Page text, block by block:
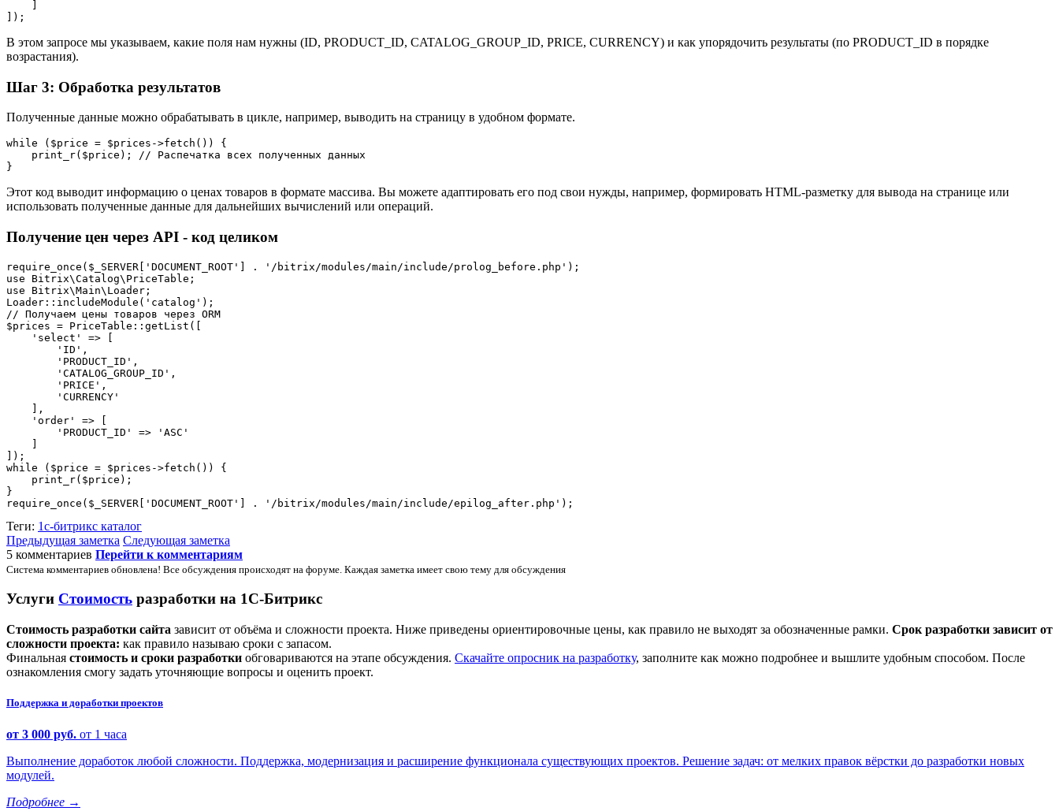
]);
В этом запросе мы указываем, какие поля нам нужны (ID, PRODUCT_ID, CATALOG_GROUP_ID, PRICE, CURRENCY) и как упорядочить результаты (по PRODUCT_ID в порядке
возрастания).
Шаг 3: Обработка результатов
Полученные данные можно обрабатывать в цикле, например, выводить на страницу в удобном формате.
while ($price = $prices->fetch()) {
    print_r($price); // Распечатка всех полученных данных
Этот код выводит информацию о ценах товаров в формате массива. Вы можете адаптировать его под свои нужды, например, формировать HTML-разметку для вывода на странице или
использовать полученные данные для дальнейших вычислений или операций.
Получение цен через API - код целиком
require_once($_SERVER['DOCUMENT_ROOT'] . '/bitrix/modules/main/include/prolog_before.php');
use Bitrix\Catalog\PriceTable;
use Bitrix\Main\Loader;
Loader::includeModule('catalog');
// Получаем цены товаров через ORM
$prices = PriceTable::getList([
    'select' => [
        'ID',
        'PRODUCT_ID',
        'CATALOG_GROUP_ID',
        'PRICE',
        'CURRENCY'
    ],
    'order' => [
        'PRODUCT_ID' => 'ASC'
    ]
]);
while ($price = $prices->fetch()) {
    print_r($price);
}
require_once($_SERVER['DOCUMENT_ROOT'] . '/bitrix/modules/main/include/epilog_after.php');
Теги: 1с-битрикс каталог
Предыдущая заметка Следующая заметка
5 комментариев Перейти к комментариям
Система комментариев обновлена! Все обсуждения происходят на форуме. Каждая заметка имеет свою тему для обсуждения
Услуги Стоимость разработки на 1С-Битрикс
Стоимость разработки сайта зависит от объёма и сложности проекта. Ниже приведены ориентировочные цены, как правило не выходят за обозначенные рамки. Срок разработки зависит от
сложности проекта: как правило называю сроки с запасом.
Финальная стоимость и сроки разработки обговариваются на этапе обсуждения. Скачайте опросник на разработку, заполните как можно подробнее и вышлите удобным способом. После
ознакомления смогу задать уточняющие вопросы и оценить проект.
Поддержка и доработки проектов
от 3 000 руб. от 1 часа
Выполнение доработок любой сложности. Поддержка, модернизация и расширение функционала существующих проектов. Решение задач: от мелких правок вёрстки до разработки новых
модулей.
Подробнее →